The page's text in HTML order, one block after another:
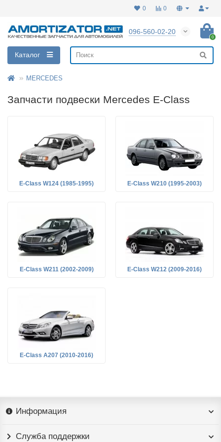
0
0
096-560-02-20
0
Каталог
MERCEDES
Запчасти подвески Mercedes E-Class
E-Class W124 (1985-1995) E-Class W210 (1995-2003)
E-Class W211 (2002-2009) E-Class W212 (2009-2016)
E-Class A207 (2010-2016)
Информация
Служба поддержки